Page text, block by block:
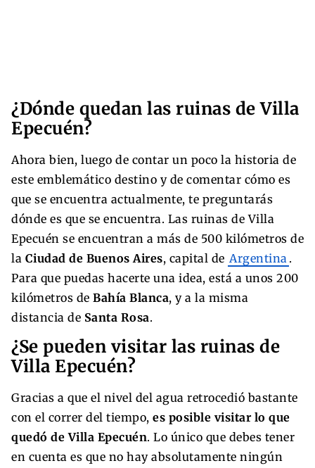
¿Dónde quedan las ruinas de Villa
Epecuén?
Ahora bien, luego de contar un poco la historia de
este emblemático destino y de comentar cómo es
que se encuentra actualmente, te preguntarás
dónde es que se encuentra. Las ruinas de Villa
Epecuén se encuentran a más de 500 kilómetros de
la Ciudad de Buenos Aires, capital de Argentina .
Para que puedas hacerte una idea, está a unos 200
kilómetros de Bahía Blanca, y a la misma
distancia de Santa Rosa.
¿Se pueden visitar las ruinas de
Villa Epecuén?
Gracias a que el nivel del agua retrocedió bastante
con el correr del tiempo, es posible visitar lo que
quedó de Villa Epecuén. Lo único que debes tener
en cuenta es que no hay absolutamente ningún